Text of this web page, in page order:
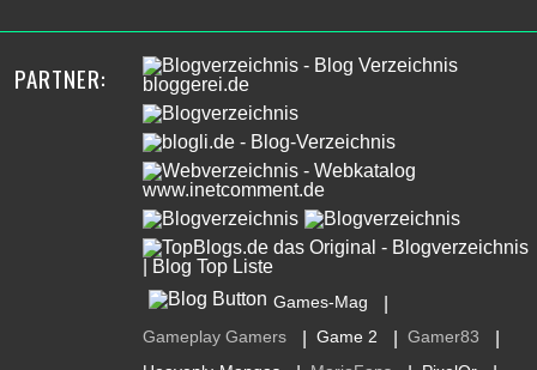
PARTNER:
Games-Mag
Gameplay Gamers Game 2 Gamer83